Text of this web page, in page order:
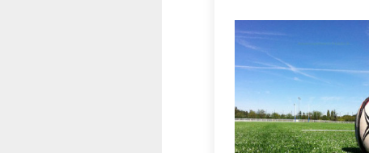
Gazon
multisport
Terrain multisport, city-
de grands jeux... conçu pour
aux exigences de
stabilité relati..